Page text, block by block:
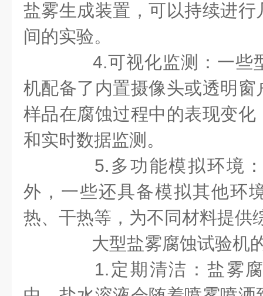
盐雾生成装置，可以持续进
间的实验。
4.可视化监测：一些
机配备了内置摄像头或透明
样品在腐蚀过程中的表现变
和实时数据监测。
5.多功能模拟环境：
外，一些还具备模拟其他环
热、干热等，为不同材料提供
大型盐雾腐蚀试验机
1.定期清洁：盐雾腐